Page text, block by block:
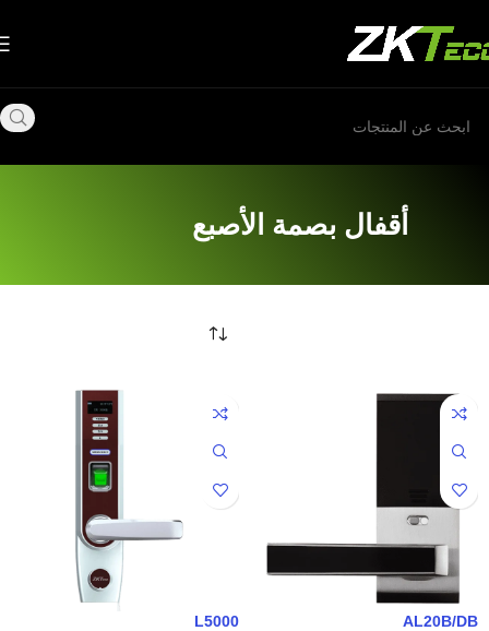
أقفال بصمة الأصبع
AL20B/DB
L5000